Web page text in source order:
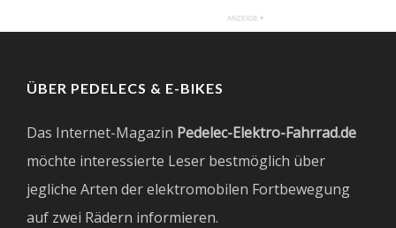
ÜBER PEDELECS & E-BIKES
Das Internet-Magazin Pedelec-Elektro-Fahrrad.de
möchte interessierte Leser bestmöglich über
jegliche Arten der elektromobilen Fortbewegung
auf zwei Rädern informieren.